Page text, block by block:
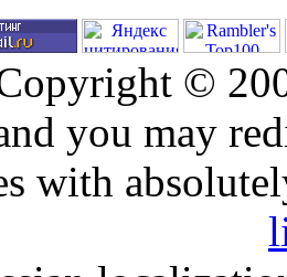
©
you may
with